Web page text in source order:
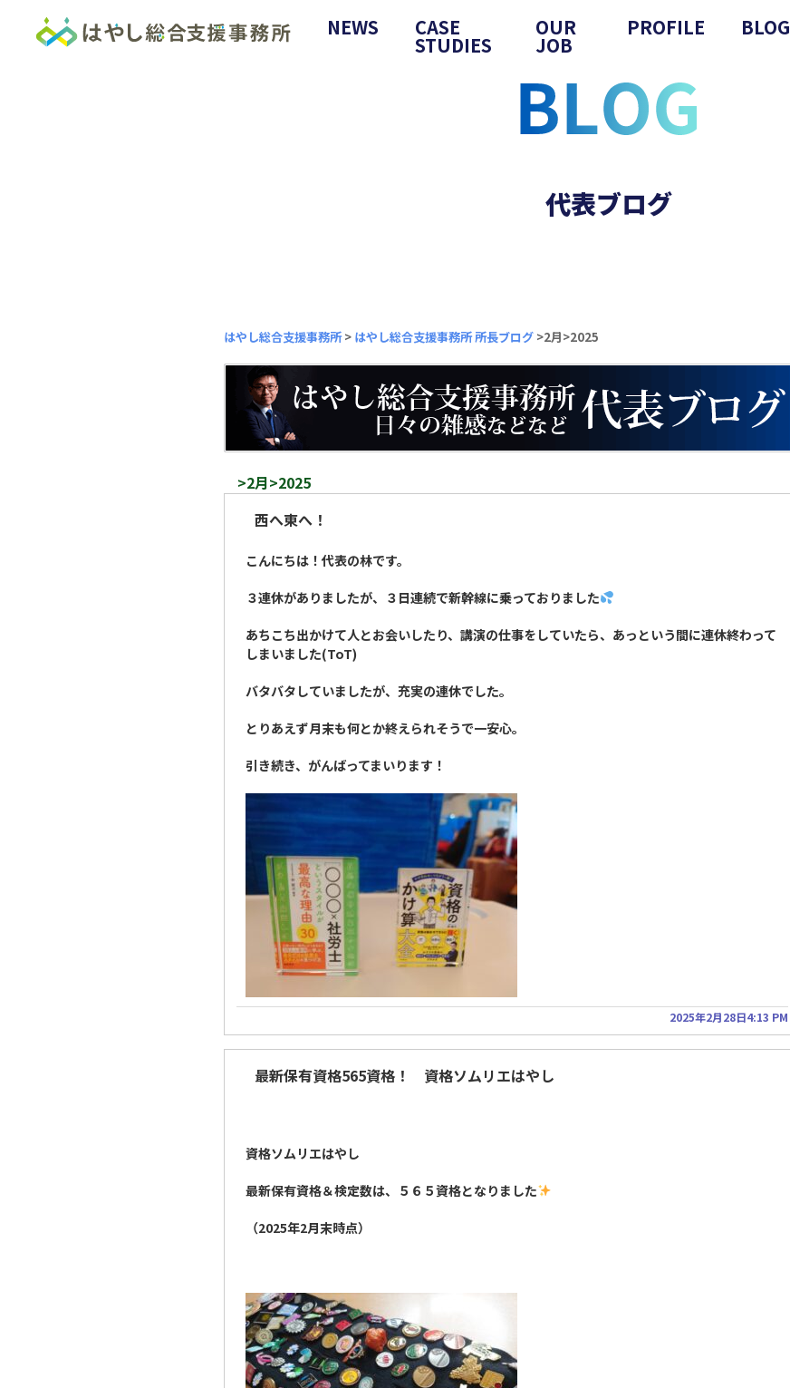
NEWS CASE
STUDIES
OUR
JOB
PROFILE BLOG
代表ブログ
はやし総合支援事務所> はやし総合支援事務所 所長ブログ >2月>2025
>2月>2025
西へ東へ！
こんにちは！代表の林です。
３連休がありましたが、３日連続で新幹線に乗っておりました
あちこち出かけて人とお会いしたり、講演の仕事をしていたら、あっという間に連休終わって
しまいました(ToT)
バタバタしていましたが、充実の連休でした。
とりあえず月末も何とか終えられそうで一安心。
引き続き、がんばってまいります！
2025年2月28日4:13 PM
最新保有資格565資格！ 資格ソムリエはやし
資格ソムリエはやし
最新保有資格＆検定数は、５６５資格となりました
（2025年2月末時点）